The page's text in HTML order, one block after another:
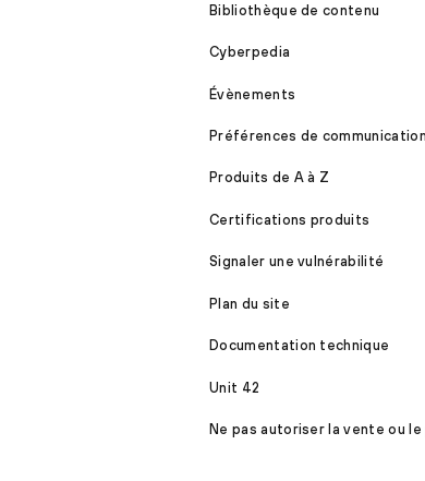
Bibliothèque de contenu
Cyberpedia
Évènements
Préférences de communication
Produits de A à Z
Certifications produits
Signaler une vulnérabilité
Plan du site
Documentation technique
Unit 42
Ne pas autoriser la vente ou